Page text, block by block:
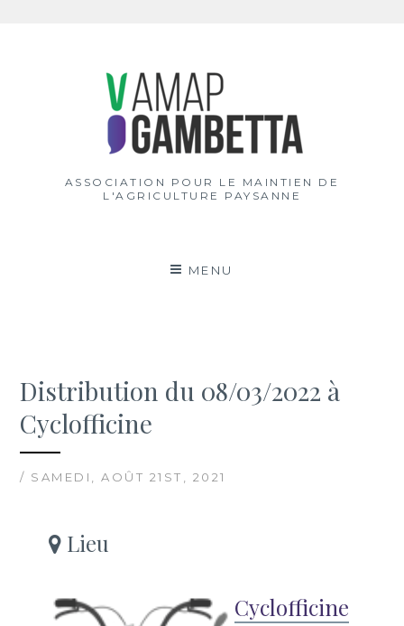
ASSOCIATION POUR LE MAINTIEN DE
L'AGRICULTURE PAYSANNE
MENU
Distribution du 08/03/2022 à
Cyclofficine
/ SAMEDI, AOÛT 21ST, 2021
Lieu
Cyclofficine